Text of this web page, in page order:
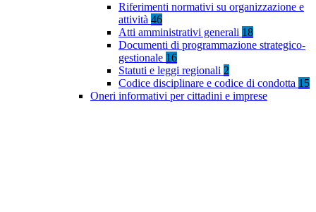
Riferimenti normativi su organizzazione e
attività 46
Atti amministrativi generali 18
Documenti di programmazione strategico-
gestionale 16
Statuti e leggi regionali 2
Codice disciplinare e codice di condotta 15
Oneri informativi per cittadini e imprese